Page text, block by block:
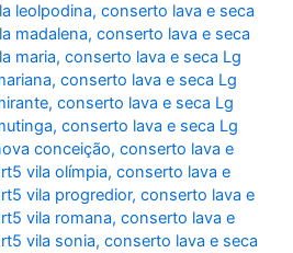
leolpodina,conserto lava e seca
madalena,conserto lava e seca
maria,conserto lava e seca Lg
,conserto lava e seca Lg
,conserto lava e seca Lg
,conserto lava e seca Lg
conceição,conserto lava e
vila olímpia,conserto lava e
vila progredior,conserto lava e
vila romana,conserto lava e
vila sonia,conserto lava e seca